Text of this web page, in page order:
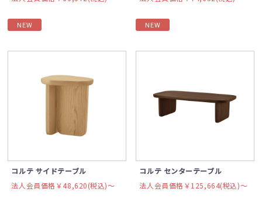
NEW NEW
コルテ サイドテーブル
法人会員価格￥48,620(税込)〜
コルテ センターテーブル
法人会員価格￥125,664(税込)〜